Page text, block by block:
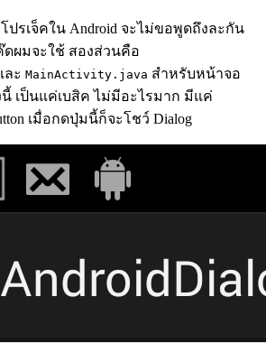
ปรเจ็คใน Android จะไม่ขอพูดถึงละกัน
ผมจะใช้ สองส่วนคือ
ละ MainActivity.java สำหรับหน้าจอ
เป็นแค่เบสิค ไม่มีอะไรมาก มีแค่
เมื่อกดปุ่มนี้ก็จะโชว์ Dialog